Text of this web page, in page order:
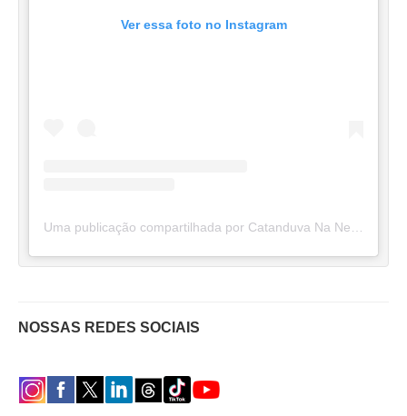
Ver essa foto no Instagram
NOSSAS REDES SOCIAIS